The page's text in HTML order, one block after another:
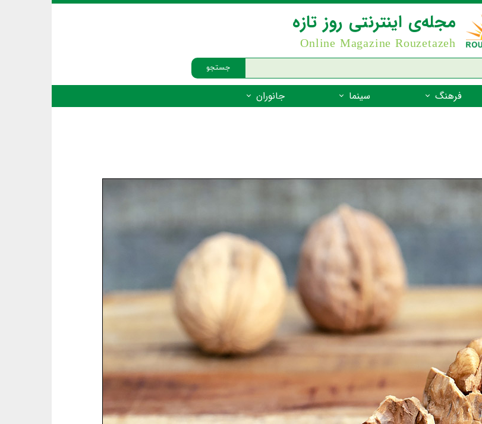
جستجو
مجله‌ی اینترنتی روز تازه
Online Magazine Rouzetazeh
فرهنگ
ضرب المثل
سینما جانوران
جانوران مهره‌دار - فهرست‌ها